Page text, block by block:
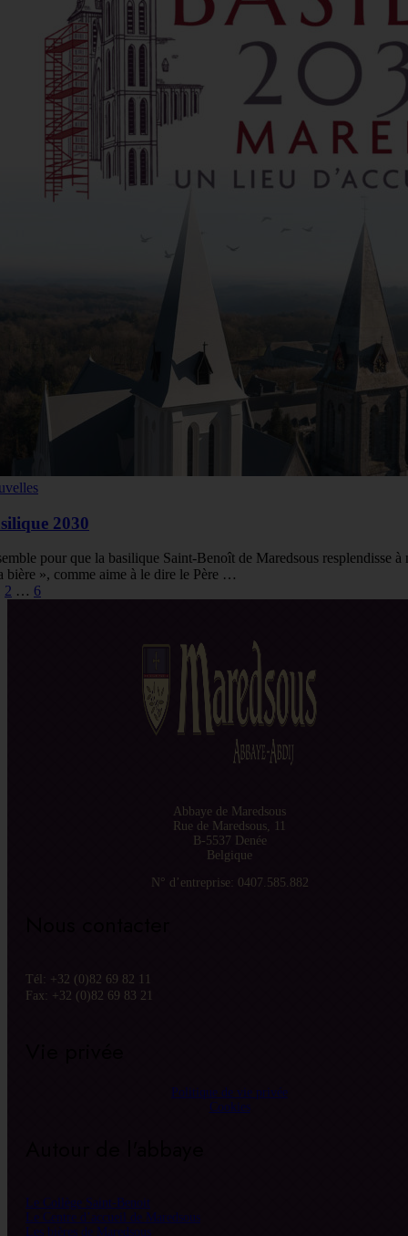
2030
pour que la basilique Saint-Benoît de Maredsous resplendisse
bière », comme aime à le dire le Père …
2 … 6
Abbaye de Maredsous
Rue de Maredsous, 11
B-5537 Denée
Belgique
N° d’entreprise: 0407.585.882
Tél: +32 (0)82 69 82 11
Fax: +32 (0)82 69 83 21
Politique de vie privée
Cookies
Le Collège Saint-Benoit
Le Centre d’accueil de Maredsous
Les bières de Maredsous